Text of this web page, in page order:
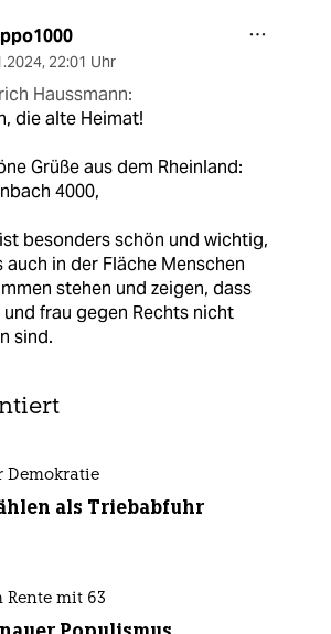
, 22:01 Uhr
Haussmann:
die alte Heimat!
Grüße aus dem Rheinland:
4000,
besonders schön und wichtig,
auch in der Fläche Menschen
stehen und zeigen, dass
und frau gegen Rechts nicht
sind.
Demokratie
als Triebabfuhr
Rente mit 63